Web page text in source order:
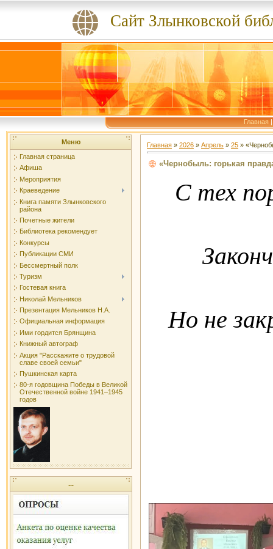
Сайт Злынковской
Главная
Меню
Главная страница
Афиша
Мероприятия
Краеведение
Книга памяти Злынковского
района
Почетные жители
Библиотека рекомендует
Конкурсы
Публикации СМИ
Бессмертный полк
Туризм
Гостевая книга
Николай Мельников
Презентация Мельников Н.А.
Официальная информация
Ими гордится Брянщина
Книжный автограф
Акция "Расскажите о трудовой
славе своей семьи"
Пушкинская карта
80-я годовщина Победы в Великой
Отечественной войне 1941–1945
годов
...
Главная » 2026 » Апрель » 25 »
«Чернобыль: горькая
С тех
Но не